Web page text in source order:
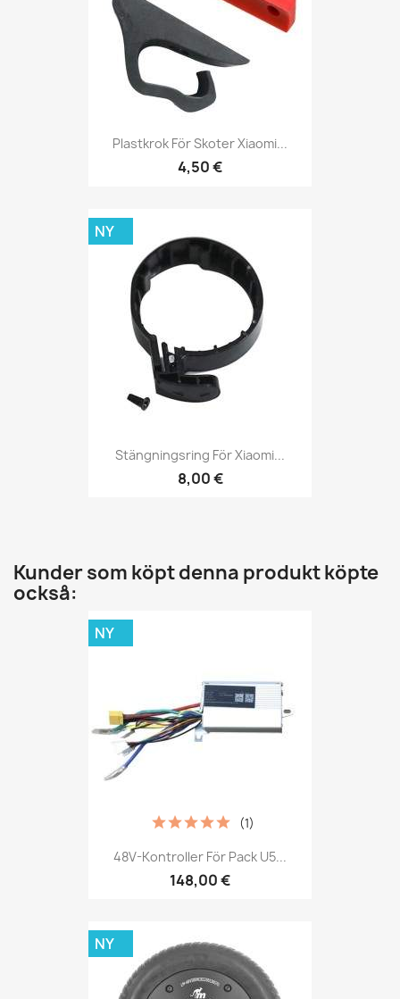
Plastkrok För Skoter Xiaomi...
4,50 €
Stängningsring För Xiaomi...
8,00 €
NY
Kunder som köpt denna produkt köpte
också:
48V-Kontroller För Pack U5...
148,00 €
(1)
NY
NY